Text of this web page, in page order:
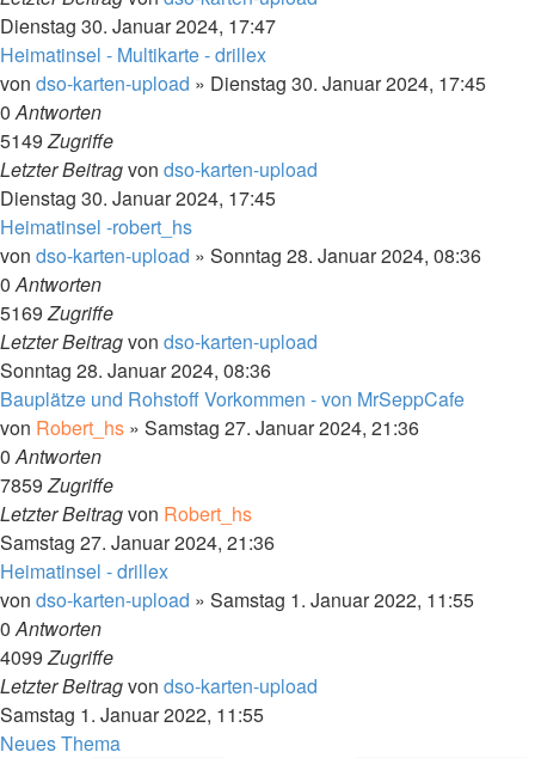
Dienstag 30. Januar 2024, 17:47
Heimatinsel - Multikarte - drillex
von dso-karten-upload » Dienstag 30. Januar 2024, 17:45
0Antworten
5149Zugriffe
Letzter Beitragvon dso-karten-upload
Dienstag 30. Januar 2024, 17:45
Heimatinsel -robert_hs
von dso-karten-upload » Sonntag 28. Januar 2024, 08:36
0Antworten
5169Zugriffe
Letzter Beitragvon dso-karten-upload
Sonntag 28. Januar 2024, 08:36
Bauplätze und Rohstoff Vorkommen - von MrSeppCafe
von Robert_hs » Samstag 27. Januar 2024, 21:36
0Antworten
7859Zugriffe
Letzter Beitragvon Robert_hs
Samstag 27. Januar 2024, 21:36
Heimatinsel - drillex
von dso-karten-upload » Samstag 1. Januar 2022, 11:55
0Antworten
4099Zugriffe
Letzter Beitragvon dso-karten-upload
Samstag 1. Januar 2022, 11:55
Neues Thema